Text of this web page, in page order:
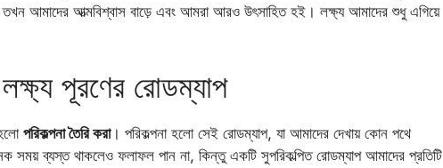
তখন আমাদের আত্মবিশ্বাস বাড়ে এবং আমরা আরও উৎসাহিত হই। লক্ষ্য আমাদের শুধু এগিয়ে
পূরণের রোডম্যাপ
পরিকল্পনা তৈরি করা। পরিকল্পনা হলো সেই রোডম্যাপ, যা আমাদের দেখায় কোন পথে
সময় ব্যস্ত থাকলেও ফলাফল পান না, কিন্তু একটি সুপরিকল্পিত রোডম্যাপ আমাদের প্রতিটি